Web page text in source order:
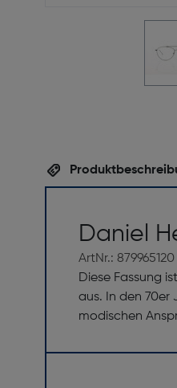
Daniel
ArtNr.: 879965120
Diese Fassung
aus. In den 70er
modischen